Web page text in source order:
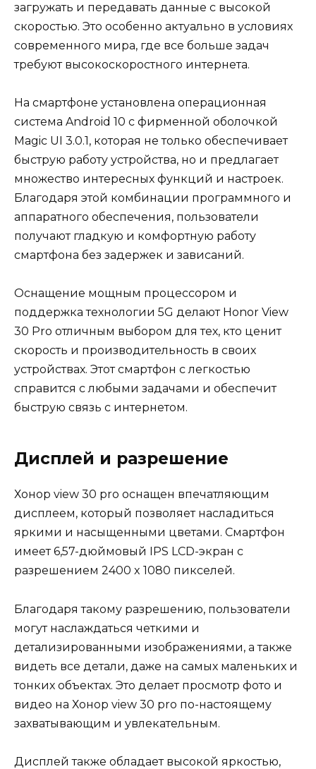
загружать и передавать данные с высокой
скоростью. Это особенно актуально в условиях
современного мира, где все больше задач
требуют высокоскоростного интернета.
На смартфоне установлена операционная
система Android 10 с фирменной оболочкой
Magic UI 3.0.1, которая не только обеспечивает
быструю работу устройства, но и предлагает
множество интересных функций и настроек.
Благодаря этой комбинации программного и
аппаратного обеспечения, пользователи
получают гладкую и комфортную работу
смартфона без задержек и зависаний.
Оснащение мощным процессором и
поддержка технологии 5G делают Honor View
30 Pro отличным выбором для тех, кто ценит
скорость и производительность в своих
устройствах. Этот смартфон с легкостью
справится с любыми задачами и обеспечит
быструю связь с интернетом.
Дисплей и разрешение
Хонор view 30 pro оснащен впечатляющим
дисплеем, который позволяет насладиться
яркими и насыщенными цветами. Смартфон
имеет 6,57-дюймовый IPS LCD-экран с
разрешением 2400 x 1080 пикселей.
Благодаря такому разрешению, пользователи
могут наслаждаться четкими и
детализированными изображениями, а также
видеть все детали, даже на самых маленьких и
тонких объектах. Это делает просмотр фото и
видео на Хонор view 30 pro по-настоящему
захватывающим и увлекательным.
Дисплей также обладает высокой яркостью,